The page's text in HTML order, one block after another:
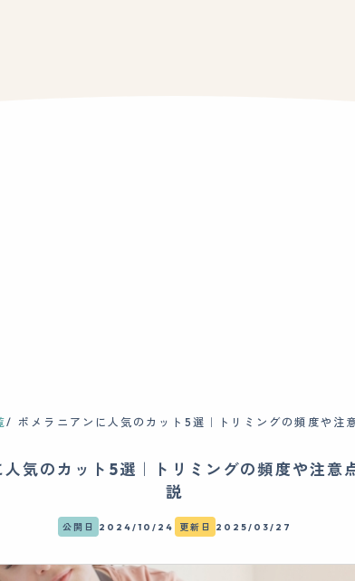
ポメラニアンに人気のカット5選｜トリミングの頻度や注
気のカット5選｜トリミングの頻度や注意
説
公開日 2024/10/24 更新日 2025/03/27